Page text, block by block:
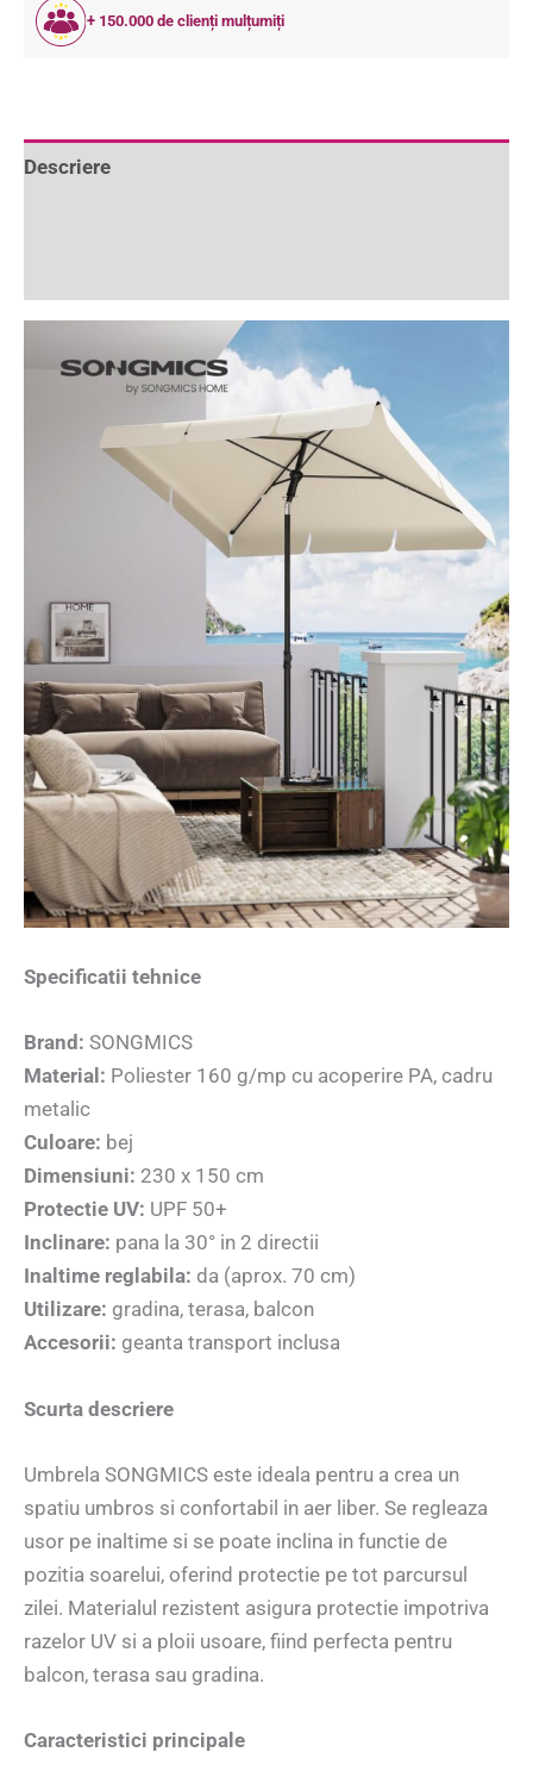
+ 150.000 de clienți mulțumiți
Descriere
Specificatii tehnice
Brand: SONGMICS
Material: Poliester 160 g/mp cu acoperire PA, cadru
metalic
Culoare: bej
Dimensiuni: 230 x 150 cm
Protectie UV: UPF 50+
Inclinare: pana la 30° in 2 directii
Inaltime reglabila: da (aprox. 70 cm)
Utilizare: gradina, terasa, balcon
Accesorii: geanta transport inclusa
Scurta descriere
Umbrela SONGMICS este ideala pentru a crea un
spatiu umbros si confortabil in aer liber. Se regleaza
usor pe inaltime si se poate inclina in functie de
pozitia soarelui, oferind protectie pe tot parcursul
zilei. Materialul rezistent asigura protectie impotriva
razelor UV si a ploii usoare, fiind perfecta pentru
balcon, terasa sau gradina.
Caracteristici principale